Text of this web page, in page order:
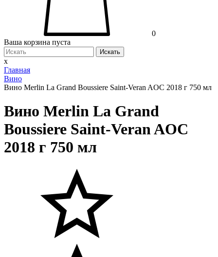
0
Ваша корзина пуста
Искать
x
Главная
Вино
Вино Merlin La Grand Boussiere Saint-Veran AOC 2018 г 750 мл
Вино Merlin La Grand
Boussiere Saint-Veran AOC
2018 г 750 мл